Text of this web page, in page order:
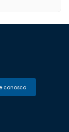
conosco